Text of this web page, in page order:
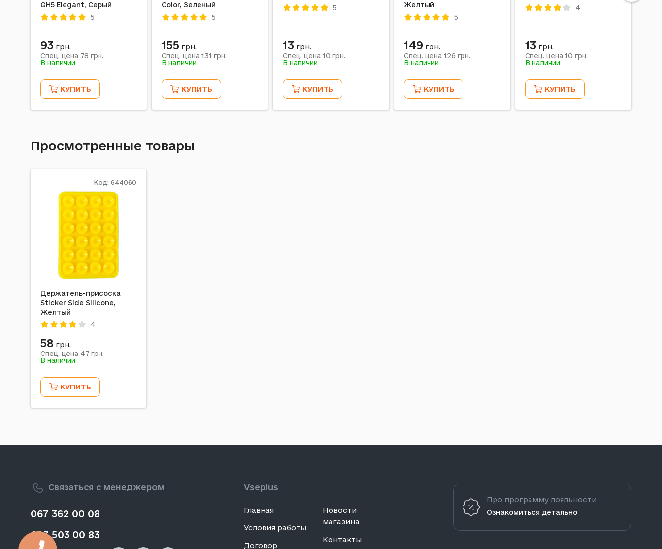
GH5 Elegant, Серый
5
93 грн.
Спец. цена 78 грн.
В наличии
КУПИТЬ
Color, Зеленый
5
155 грн.
Спец. цена 131 грн.
В наличии
КУПИТЬ
5
13 грн.
Спец. цена 10 грн.
В наличии
КУПИТЬ
Желтый
5
149 грн.
Спец. цена 126 грн.
В наличии
КУПИТЬ
4
13 грн.
Спец. цена 10 грн.
В наличии
КУПИТЬ
Просмотренные товары
Держатель-присоска
Sticker Side Silicone,
Желтый
4
Код: 644060
58 грн.
Спец. цена 47 грн.
В наличии
КУПИТЬ
Связаться с менеджером
067 362 00 08
093 503 00 83
Vseplus
Главная
Условия работы
Договор
Новости
магазина
Контакты
Про программу лояльности
Ознакомиться детально